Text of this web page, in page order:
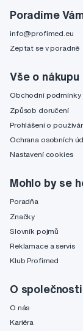
Poradíme
info@profimed.eu
Zeptat se v poradně
Vše o nákupu
Obchodní podmínky
Způsob doručení
Prohlášení o
Ochrana osobních
Nastavení cookies
Mohlo by se
Poradňa
Značky
Slovník pojmů
Reklamace a servis
Klub Profimed
O společnosti
O nás
Kariéra